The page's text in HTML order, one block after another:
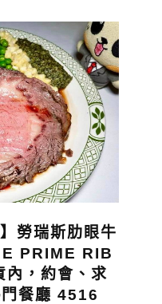
勞瑞斯肋眼牛
PRIME RIB
，約會、求
餐廳 4516